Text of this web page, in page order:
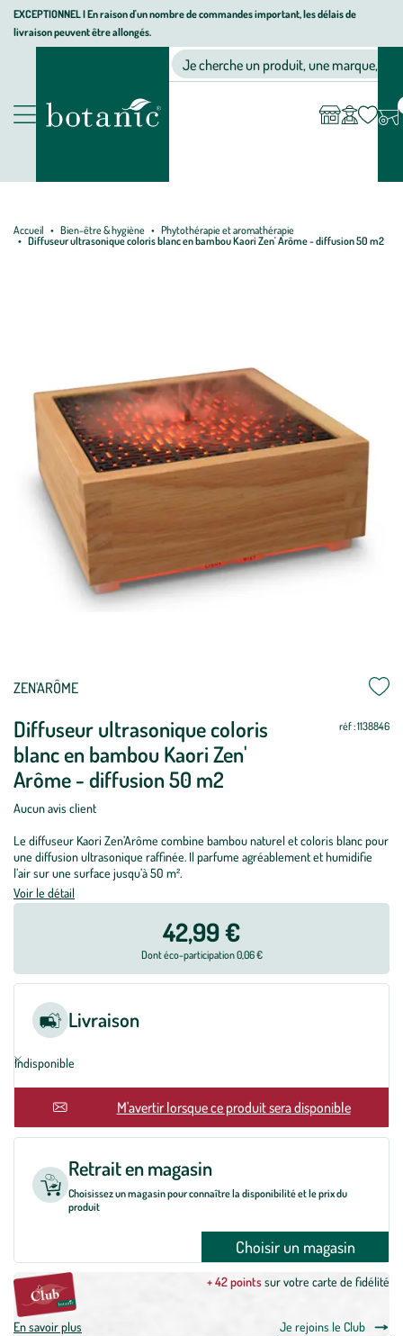
Aller
Aller
au
Aller
au
page
EXCEPTIONNEL I En raison d'un nombre de commandes important, les délais de
livraison peuvent être allongés.
Nos produits
Jardinerie écologique, animalerie, décoration, alimentation bio
Je cherche un produit, une marque, un
compte
Accueil Bien-être & hygiène
Phytothérapie et aromathérapie
Diffuseur ultrasonique coloris blanc en bambou Kaori Zen' Arôme - diffusion 50 m2
ZEN'ARÔME
Diffuseur ultrasonique coloris
blanc en bambou Kaori Zen'
Arôme - diffusion 50 m2
réf : 1138846
Aucun avis client
Le diffuseur Kaori Zen’Arôme combine bambou naturel et coloris blanc pour
une diffusion ultrasonique raffinée. Il parfume agréablement et humidifie
l’air sur une surface jusqu’à 50 m².
Voir le détail
42,99 €
Dont éco-participation 0,06 €
Livraison
Indisponible
M'avertir lorsque ce produit sera disponible
Retrait en magasin
Choisissez un magasin pour connaître la disponibilité et le prix du
produit
Choisir un magasin
+ 42 pointssur votre carte de fidélité
En savoir plus Je rejoins le Club